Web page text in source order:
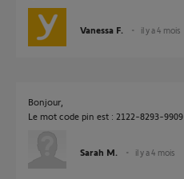
Vanessa F. il y a 4 mois
Bonjour,
Le mot code pin est : 2122-8293-9909
Sarah M. il y a 4 mois